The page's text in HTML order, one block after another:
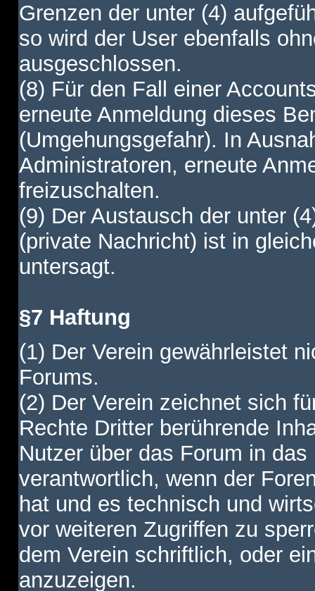
Grenzen der unter (4)
so wird der User ebenfalls
ausgeschlossen.
(8) Für den Fall einer
erneute Anmeldung dieses
(Umgehungsgefahr). In
Administratoren, erneute
freizuschalten.
(9) Der Austausch der unter
(private Nachricht) ist in
untersagt.
§7 Haftung
(1) Der Verein gewährleistet
Forums.
(2) Der Verein zeichnet sich
Rechte Dritter berührende
Nutzer über das Forum in
verantwortlich, wenn der
hat und es technisch und
vor weiteren Zugriffen zu
dem Verein schriftlich, oder
anzuzeigen.